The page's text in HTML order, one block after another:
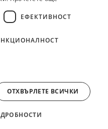
права запазени.
ЕФЕКТИВНОСТ
ОТХВЪРЛЕТЕ ВСИЧКИ